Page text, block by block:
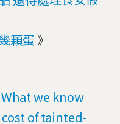
顆蛋 》
we know
of tainted-